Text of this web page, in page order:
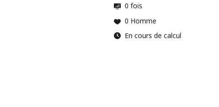
0 fois
0 Homme
En cours de calcul